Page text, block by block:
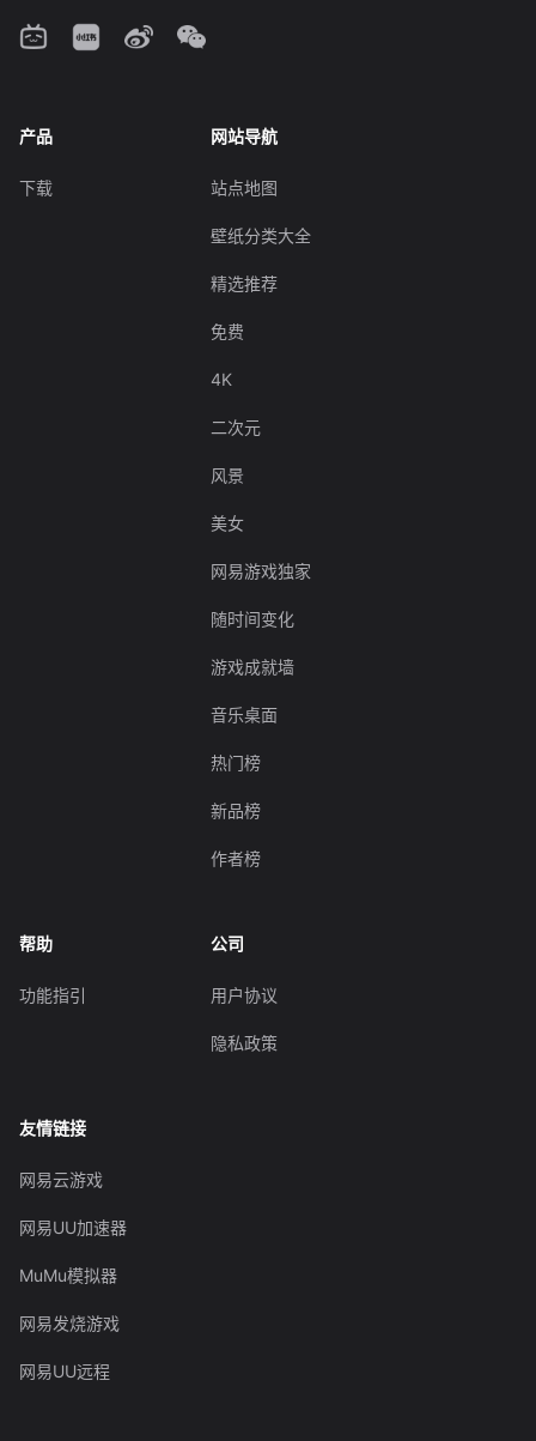
产品
下载
网站导航
站点地图
壁纸分类大全
精选推荐
免费
4K
二次元
风景
美女
网易游戏独家
随时间变化
游戏成就墙
音乐桌面
热门榜
新品榜
作者榜
帮助
功能指引
公司
用户协议
隐私政策
友情链接
网易云游戏
网易UU加速器
MuMu模拟器
网易发烧游戏
网易UU远程